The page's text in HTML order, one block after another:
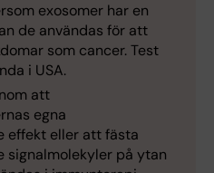
exosomer har en
de användas för att
som cancer. Test
i USA.
att
egna
effekt eller att fästa
signalmolekyler på ytan